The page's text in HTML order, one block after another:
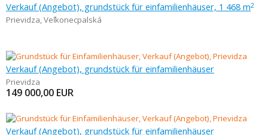
Verkauf (Angebot), grundstück für einfamilienhäuser, 1 468 m2
Prievidza,Veľkonecpalská
Verkauf (Angebot), grundstück für einfamilienhäuser
Prievidza
149 000,00 EUR
Verkauf (Angebot), grundstück für einfamilienhäuser